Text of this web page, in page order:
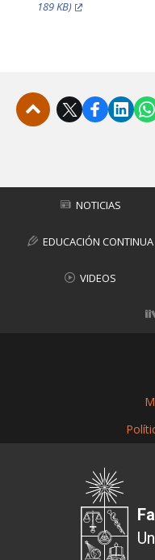
189 KB)
NOTICIAS
EDUCACIÓN CONTINUA
VIDEOS